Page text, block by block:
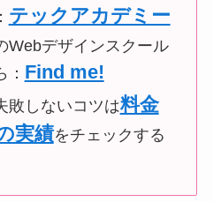
テックアカデミー
Webデザインスクール
Find me!
敗しないコツは料金
実績をチェックする